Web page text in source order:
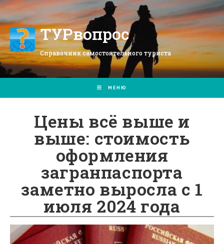
Перейти
к
содержимомуТУРвопрос
Справочник самостоятельного туриста
МЕНЮ
Цены всё выше и
выше: стоимость
оформления
загранпаспорта
заметно выросла с 1
июля 2024 года